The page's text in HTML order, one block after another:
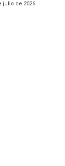
julio de 2026